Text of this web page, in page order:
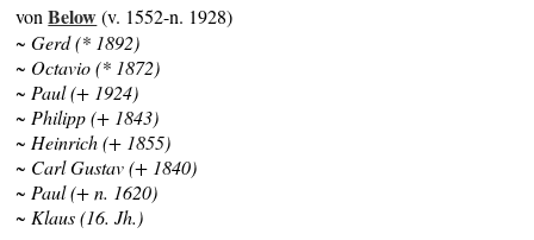
vonBelow(v. 1552-n. 1928)
~ Gerd (* 1892)
~ Octavio (* 1872)
~ Paul (+ 1924)
~ Philipp (+ 1843)
~ Heinrich (+ 1855)
~ Carl Gustav (+ 1840)
~ Paul (+ n. 1620)
~ Klaus (16. Jh.)